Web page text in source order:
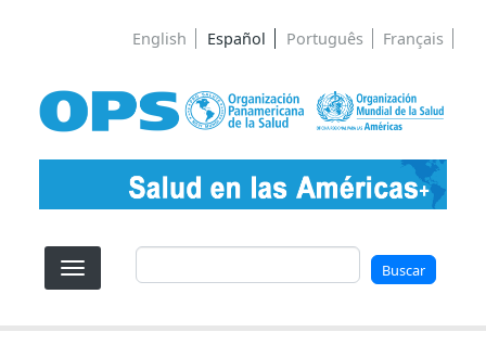
English Español Português Français
Buscar Buscar